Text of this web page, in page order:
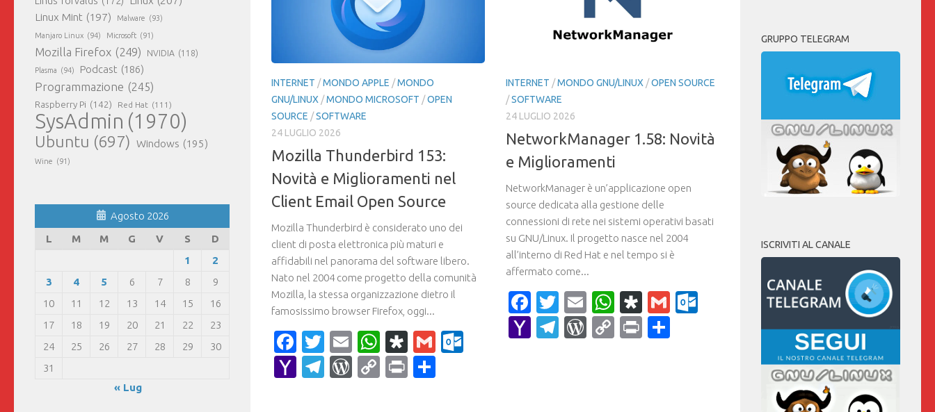
INTERNET /MONDO APPLE /MONDO
GNU/LINUX /MONDO MICROSOFT /OPEN
SOURCE /SOFTWARE
24 LUGLIO 2026
Mozilla Thunderbird 153:
Novità e Miglioramenti nel
Client Email Open Source
Mozilla Thunderbird è considerato uno dei
client di posta elettronica più maturi e
affidabili nel panorama del software libero.
Nato nel 2004 come progetto della comunità
Mozilla, la stessa organizzazione dietro il
famosissimo browser Firefox, oggi...
Facebook
Twitter
EmailWhatsApp
Diaspora
GmailOutlook.com
YahooTelegram
WordPress
CopyPrint
INTERNET /MONDO GNU/LINUX /OPEN SOURCE
/SOFTWARE
24 LUGLIO 2026
NetworkManager 1.58: Novità
e Miglioramenti
NetworkManager è un’applicazione open
source dedicata alla gestione delle
connessioni di rete nei sistemi operativi basati
su GNU/Linux. Il progetto nasce nel 2004
all’interno di Red Hat e nel tempo si è
affermato come...
Facebook
Twitter
EmailWhatsApp
Diaspora
GmailOutlook.com
YahooTelegram
WordPress
CopyPrint
Linux Mint (197) Malware (93)
Manjaro Linux (94) Microsoft (91)
Mozilla Firefox (249) NVIDIA (118)
Plasma (94) Podcast (186)
Programmazione (245)
Raspberry Pi (142) Red Hat (111)
SysAdmin (1970)
Ubuntu (697) Windows (195)
Wine (91)
Agosto 2026
L
M M G V S
D
1
2
3
4 5 6 7 8
9
10
11 12 13 14 15
16
17
18 19 20 21 22
23
24
25 26 27 28 29
30
31
« Lug
GRUPPO TELEGRAM
ISCRIVITI AL CANALE